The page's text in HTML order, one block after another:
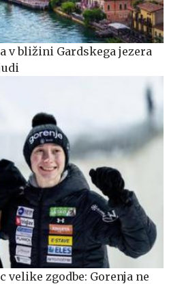
v bližini Gardskega jezera
velike zgodbe: Gorenja ne